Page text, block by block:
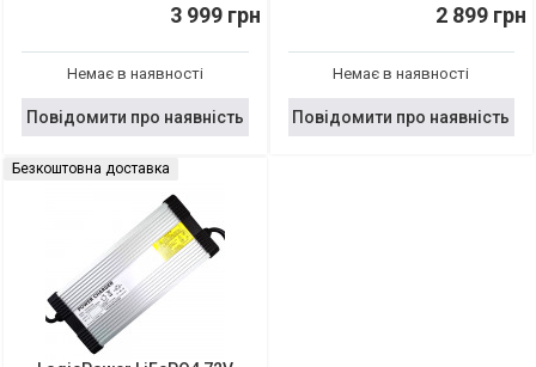
3 999 грн
Немає в наявності
Повідомити про наявність
2 899 грн
Немає в наявності
Повідомити про наявність
Безкоштовна доставка